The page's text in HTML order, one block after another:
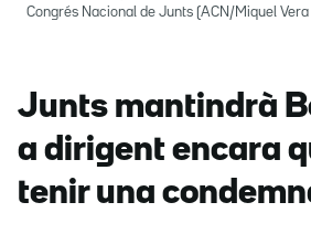
Congrés Nacional de Junts (ACN/Miquel
Junts mantindrà
a dirigent encara
tenir una